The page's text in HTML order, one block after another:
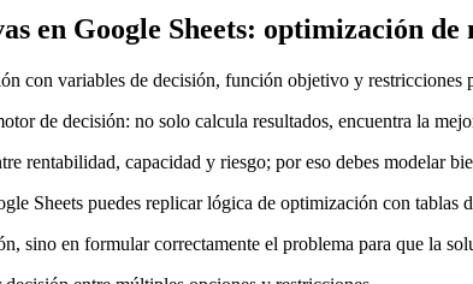
en Google Sheets: optimización de
con variables de decisión, función objetivo y
de decisión: no solo calcula resultados, encuentra la
rentabilidad, capacidad y riesgo; por eso debes modelar
Sheets puedes replicar lógica de optimización con tablas
sino en formular correctamente el problema para que la